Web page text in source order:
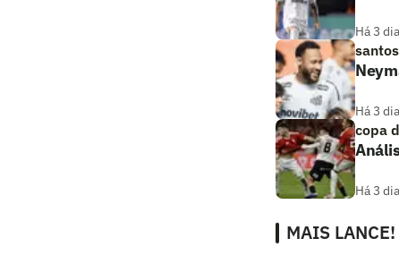
Há 3
santos
Há 3
copa
Há 3
MAIS LANCE!